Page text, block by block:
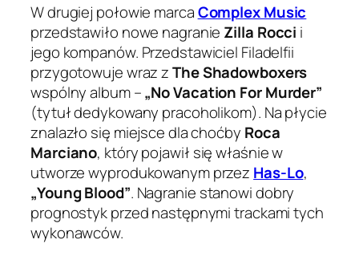
W drugiej połowie marcaComplex Music
przedstawiło nowe nagranie Zilla Rocci i
jego kompanów. Przedstawiciel Filadelfii
przygotowuje wraz zThe Shadowboxers
wspólny album –„No Vacation For Murder”
(tytuł dedykowany pracoholikom). Na płycie
znalazło się miejsce dla choćby Roca
Marciano, który pojawił się właśnie w
utworze wyprodukowanym przez Has-Lo,
„Young Blood”. Nagranie stanowi dobry
prognostyk przed następnymi trackami tych
wykonawców.